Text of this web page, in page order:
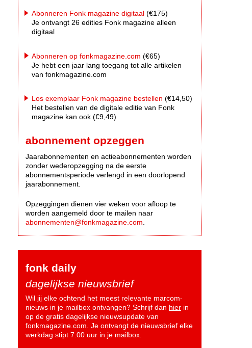
Abonneren Fonk magazine digitaal (€175)
Je ontvangt 26 edities Fonk magazine alleen
digitaal
Abonneren op fonkmagazine.com (€65)
Je hebt een jaar lang toegang tot alle artikelen
van fonkmagazine.com
Los exemplaar Fonk magazine bestellen (€14,50)
Het bestellen van de digitale editie van Fonk
magazine kan ook (€9,49)
abonnement opzeggen
Jaarabonnementen en actieabonnementen worden
zonder wederopzegging na de eerste
abonnementsperiode verlengd in een doorlopend
jaarabonnement.
Opzeggingen dienen vier weken voor afloop te
worden aangemeld door te mailen naar
abonnementen@fonkmagazine.com
fonk daily
dagelijkse nieuwsbrief
Wil jij elke ochtend het meest relevante marcom-
nieuws in je mailbox ontvangen? Schrijf dan hier in
op de gratis dagelijkse nieuwsupdate van
fonkmagazine.com. Je ontvangt de nieuwsbrief elke
werkdag stipt 7.00 uur in je mailbox.